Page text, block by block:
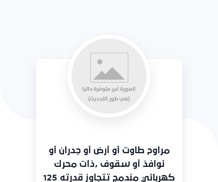
مراوح طاوت أو أرض أو جدران أو
نوافذ أو سقوف ،ذات محرك
كهربائي مندمج تتجاوز قدرته 125